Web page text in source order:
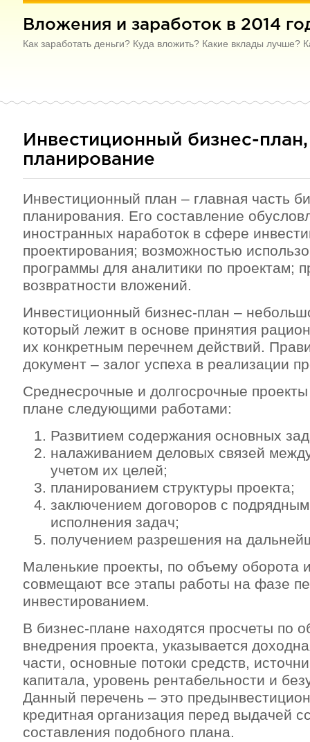
Вложения и заработок в 2014
Как заработать деньги? Куда вложить? Какие вклады лучше?
Инвестиционный бизнес-
планирование
Инвестиционный план – главная часть
планирования. Его составление
иностранных наработок в сфере
проектирования; возможностью
программы для аналитики по проектам;
возвратности вложений.
Инвестиционный бизнес-план –
который лежит в основе принятия
их конкретным перечнем действий.
документ – залог успеха в реализации
Среднесрочные и долгосрочные
плане следующими работами:
Развитием содержания основных
налаживанием деловых связей
учетом их целей;
планированием структуры проекта;
заключением договоров с
исполнения задач;
получением разрешения на
Маленькие проекты, по объему оборота
совмещают все этапы работы на фазе
инвестированием.
В бизнес-плане находятся просчеты по
внедрения проекта, указывается
части, основные потоки средств,
капитала, уровень рентабельности и
Данный перечень – это
кредитная организация перед выдачей
составления подобного плана.